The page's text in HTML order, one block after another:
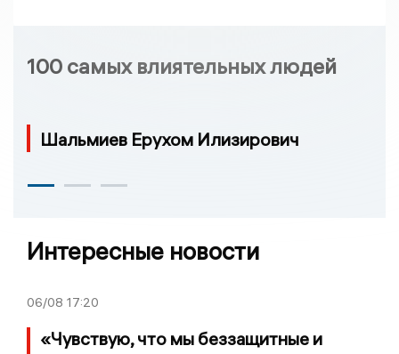
100 самых влиятельных людей
Шальмиев Ерухом Илизирович
Интересные новости
06/08 17:20
«Чувствую, что мы беззащитные и